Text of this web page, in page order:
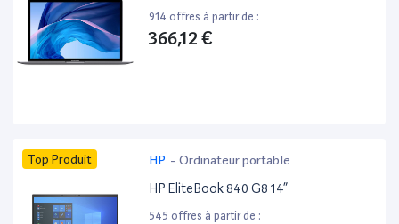
914 offres à partir de :
366,12 €
Top Produit HP - Ordinateur portable
HP EliteBook 840 G8 14”
545 offres à partir de :